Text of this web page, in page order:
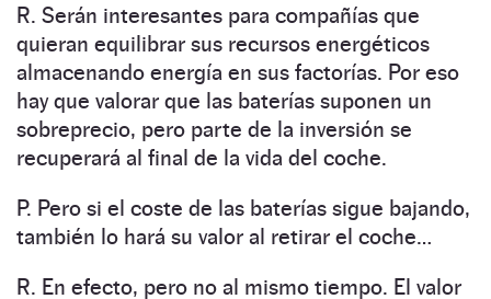
R. Serán interesantes para compañías que
quieran equilibrar sus recursos energéticos
almacenando energía en sus factorías. Por eso
hay que valorar que las baterías suponen un
sobreprecio, pero parte de la inversión se
recuperará al final de la vida del coche.
P. Pero si el coste de las baterías sigue bajando,
también lo hará su valor al retirar el coche…
R. En efecto, pero no al mismo tiempo. El valor